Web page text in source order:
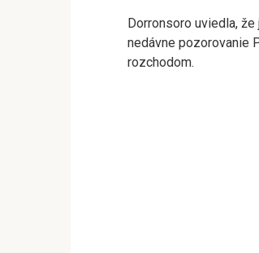
Dorronsoro uviedla,
nedávne pozorovanie
rozchodom.